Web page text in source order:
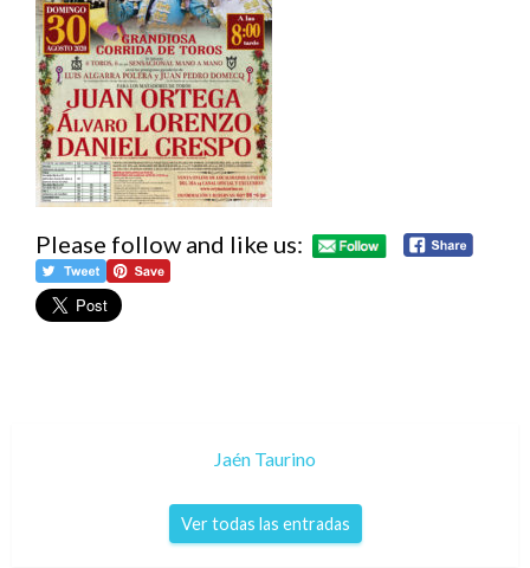
Please follow and like us:
Jaén Taurino
Ver todas las entradas